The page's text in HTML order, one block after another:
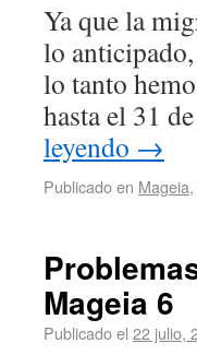
Ya que la
lo
lo tanto
hasta el 31
leyendo →
Publicado en Mageia,
Mageia 6
Publicado el 22 julio,